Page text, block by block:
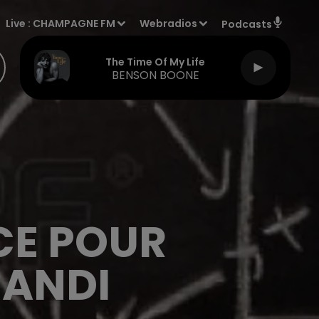
Live : CHAMPAGNE FM Webradios Podcasts
The Time Of My Life
BENSON BOONE
POUR